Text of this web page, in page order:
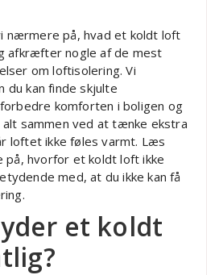
nærmere på, hvad et koldt loft
afkræfter nogle af de mest
om loftisolering. Vi
du kan finde skjulte
komforten i boligen og
sammen ved at tænke ekstra
loftet ikke føles varmt. Læs
på, hvorfor et koldt loft ikke
med, at du ikke kan få
et koldt